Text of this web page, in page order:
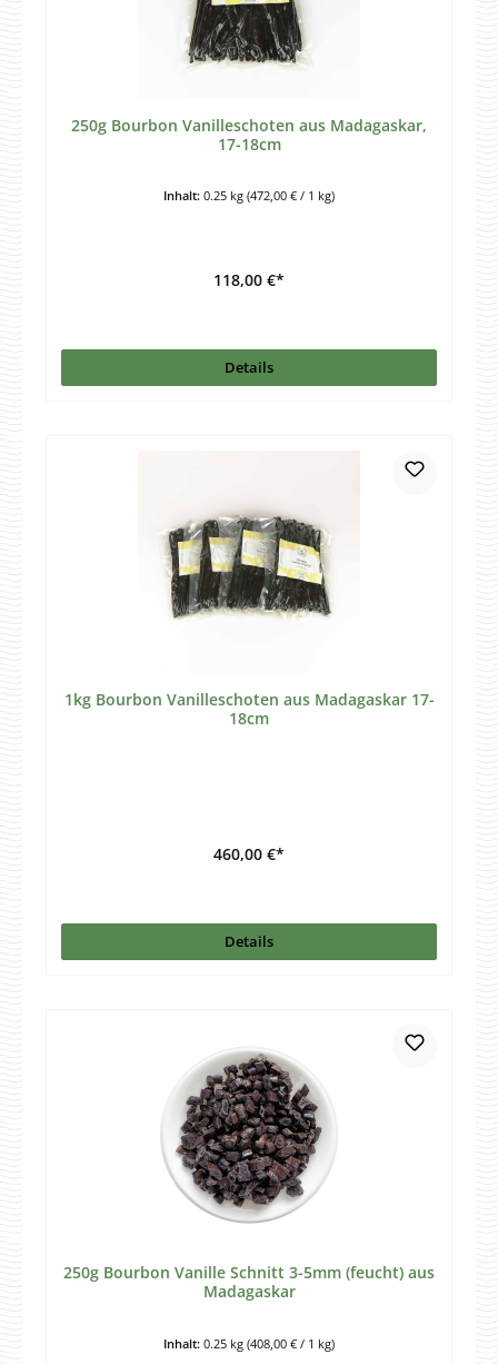
250g Bourbon Vanilleschoten aus Madagaskar,
17-18cm
Inhalt: 0.25 kg (472,00 € / 1 kg)
118,00 €*
Details
1kg Bourbon Vanilleschoten aus Madagaskar 17-
18cm
460,00 €*
Details
250g Bourbon Vanille Schnitt 3-5mm (feucht) aus
Madagaskar
Inhalt: 0.25 kg (408,00 € / 1 kg)